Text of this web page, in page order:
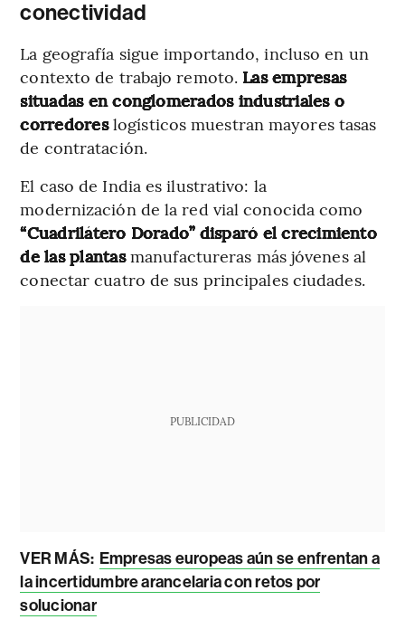
conectividad
La geografía sigue importando, incluso en un
contexto de trabajo remoto. Las empresas
situadas en conglomerados industriales o
corredoreslogísticos muestran mayores tasas
de contratación.
El caso de India es ilustrativo: la
modernización de la red vial conocida como
“Cuadrilátero Dorado” disparó el crecimiento
de las plantasmanufactureras más jóvenes al
conectar cuatro de sus principales ciudades.
PUBLICIDAD
VER MÁS: Empresas europeas aún se enfrentan a
la incertidumbre arancelaria con retos por
solucionar